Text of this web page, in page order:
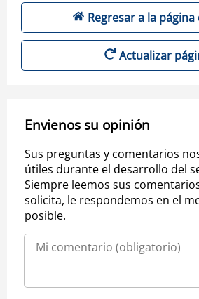
Regresar a la
Actualizar
Envienos su opinión
Sus preguntas y comentarios
útiles durante el desarrollo del
Siempre leemos sus
solicita, le respondemos en el
posible.